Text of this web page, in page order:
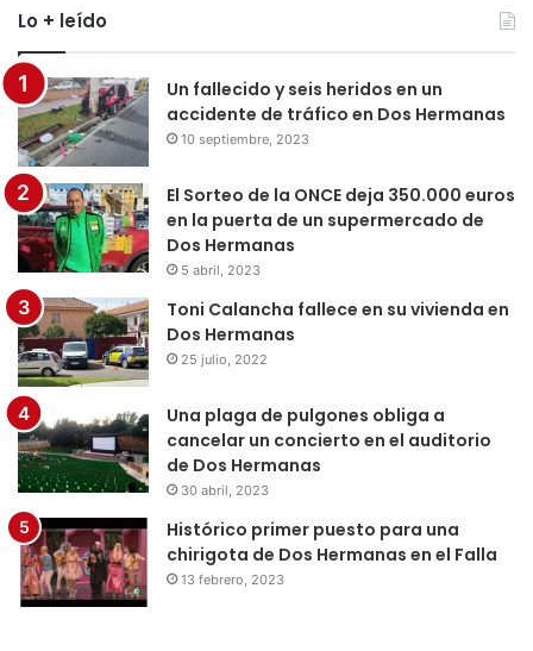
Lo + leído
Un fallecido y seis heridos en un
accidente de tráfico en Dos Hermanas
10 septiembre, 2023
El Sorteo de la ONCE deja 350.000 euros
en la puerta de un supermercado de
Dos Hermanas
5 abril, 2023
Toni Calancha fallece en su vivienda en
Dos Hermanas
25 julio, 2022
Una plaga de pulgones obliga a
cancelar un concierto en el auditorio
de Dos Hermanas
30 abril, 2023
Histórico primer puesto para una
chirigota de Dos Hermanas en el Falla
13 febrero, 2023